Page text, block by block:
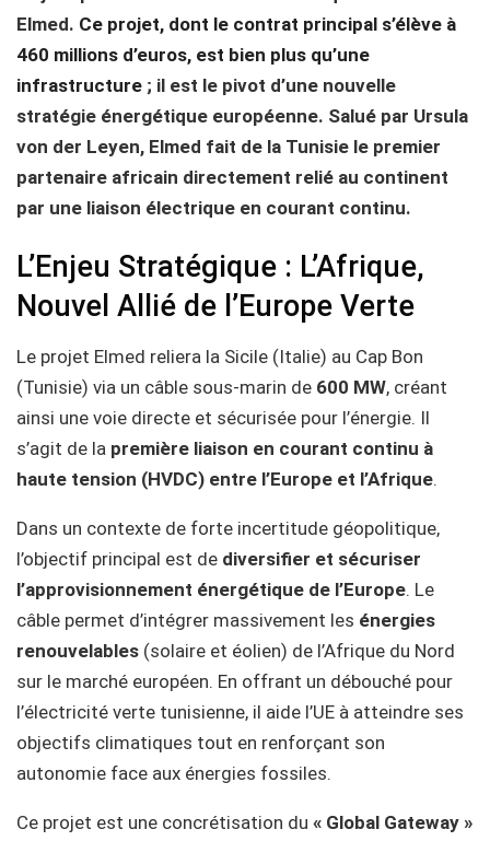
Elmed. Ce projet, dont le contrat principal s’élève à
460 millions d’euros, est bien plus qu’une
infrastructure ; il est le pivot d’une nouvelle
stratégie énergétique européenne. Salué par Ursula
von der Leyen, Elmed fait de la Tunisie le premier
partenaire africain directement relié au continent
par une liaison électrique en courant continu.
L’Enjeu Stratégique : L’Afrique,
Nouvel Allié de l’Europe Verte
Le projet Elmed reliera la Sicile (Italie) au Cap Bon
(Tunisie) via un câble sous-marin de 600 MW, créant
ainsi une voie directe et sécurisée pour l’énergie. Il
s’agit de la première liaison en courant continu à
haute tension (HVDC) entre l’Europe et l’Afrique.
Dans un contexte de forte incertitude géopolitique,
l’objectif principal est de diversifier et sécuriser
l’approvisionnement énergétique de l’Europe. Le
câble permet d’intégrer massivement les énergies
renouvelables (solaire et éolien) de l’Afrique du Nord
sur le marché européen. En offrant un débouché pour
l’électricité verte tunisienne, il aide l’UE à atteindre ses
objectifs climatiques tout en renforçant son
autonomie face aux énergies fossiles.
Ce projet est une concrétisation du « Global Gateway »